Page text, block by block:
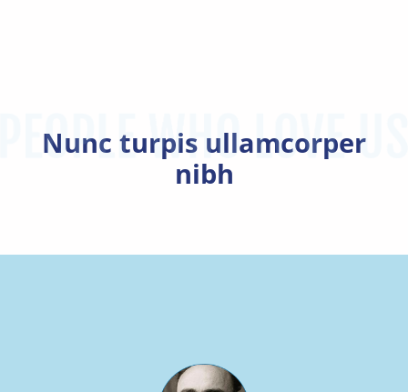
Nunc turpis ullamcorper
nibh